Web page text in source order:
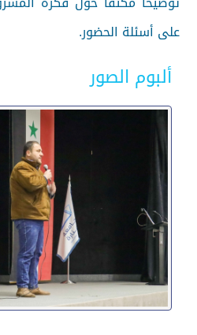
على أسئلة الحضور.
ألبوم الصور